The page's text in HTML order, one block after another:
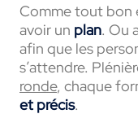
Comme tout bon
avoir un plan. Ou
afin que les
s’attendre.
ronde, chaque
et précis.